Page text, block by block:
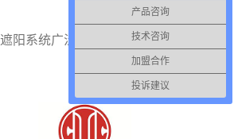
阳系统广泛应用于国内各领
产品咨询
技术咨询
加盟合作
投诉建议